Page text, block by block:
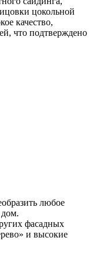
цокольной
качество,
что подтверждено
любое
дом.
фасадных
и высокие